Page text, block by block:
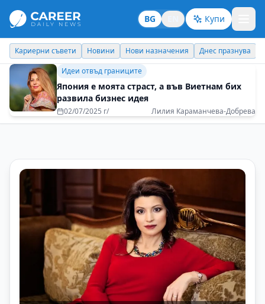
BG Купи
Новини Нови назначения Днес празнува
Похвали работодател
Идеи отвъд границите
Япония е моята страст, а във Виетнам бих
развила бизнес идея
02/07/2025 г/ Лилия Караманчева-Добрева